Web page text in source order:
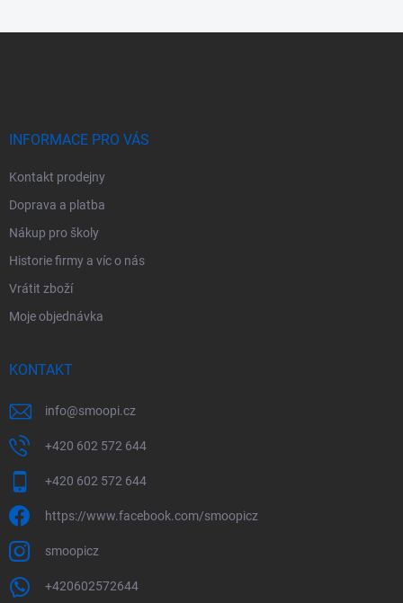
INFORMACE PRO VÁS
Kontakt prodejny
Doprava a platba
Nákup pro školy
Historie firmy a víc o nás
Vrátit zboží
Moje objednávka
KONTAKT
info@smoopi.cz
+420 602 572 644
+420 602 572 644
https://www.facebook.com/smoopicz
smoopicz
+420602572644